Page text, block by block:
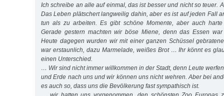
Ich schreibe an alle auf einmal, das ist besser und nicht so teuer.
Das Leben plätschert langweilig dahin, aber es ist auf jeden Fall
tun als zu arbeiten. Es gibt schöne Momente, aber auch harte
Gerade gestern machten wir böse Miene, denn das Essen
Heute dagegen wurden wir mit einer ganzen Schüssel
war erstaunlich, dazu Marmelade, weißes Brot … Ihr könnt es
einen Unterschied.
… Wir sind nicht immer willkommen in der Stadt, denn Leute
und Erde nach uns und wir können uns nicht wehren. Aber bei
es auch so, dass uns die Bevölkerung fast sympathisch ist.